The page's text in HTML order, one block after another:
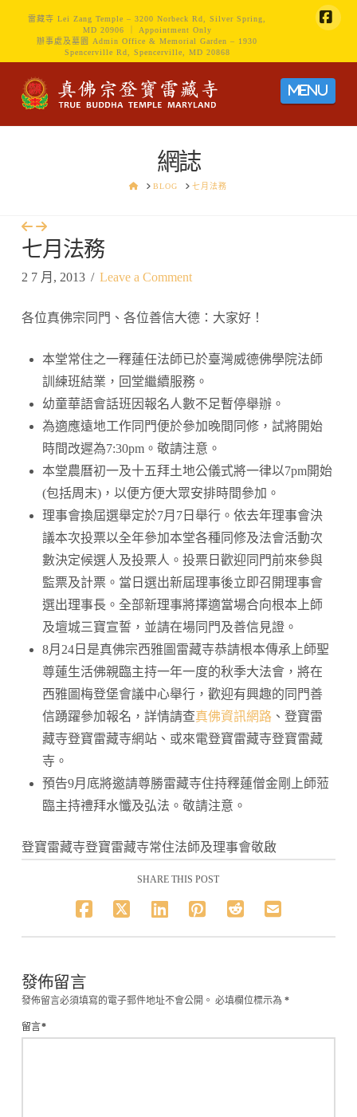
雷藏寺 Lei Zang Temple – 3200 Norbeck Rd, Silver Spring,
MD 20906 ｜ Appointment Only
辦事處及墓園 Admin Office & Memorial Garden – 1930
Spencerville Rd, Spencerville, MD 20868
網誌
HOMEBLOG 七月法務
七月法務
2 7 月, 2013 Leave a Comment
各位真佛宗同門、各位善信大德：大家好！
本堂常住之一釋蓮任法師已於臺灣威德佛學院法師
訓練班結業，回堂繼續服務。
幼童華語會話班因報名人數不足暫停舉辦。
為適應遠地工作同門便於參加晚間同修，試將開始
時間改遲為7:30pm。敬請注意。
本堂農曆初一及十五拜土地公儀式將一律以7pm開始
(包括周末)，以便方便大眾安排時間參加。
理事會換屆選舉定於7月7日舉行。依去年理事會決
議本次投票以全年參加本堂各種同修及法會活動次
數決定候選人及投票人。投票日歡迎同門前來參與
監票及計票。當日選出新屆理事後立即召開理事會
選出理事長。全部新理事將擇適當場合向根本上師
及壇城三寶宣誓，並請在場同門及善信見證。
8月24日是真佛宗西雅圖雷藏寺恭請根本傳承上師聖
尊蓮生活佛親臨主持一年一度的秋季大法會，將在
西雅圖梅登堡會議中心舉行，歡迎有興趣的同門善
信踴躍參加報名，詳情請查真佛資訊網路 、登寶雷
藏寺登寶雷藏寺網站、或來電登寶雷藏寺登寶雷藏
寺。
預告9月底將邀請尊勝雷藏寺住持釋蓮僧金剛上師蒞
臨主持禮拜水懺及弘法。敬請注意。
登寶雷藏寺登寶雷藏寺常住法師及理事會敬啟
SHARE THIS POST
發佈留言
發佈留言必須填寫的電子郵件地址不會公開。 必填欄位標示為 *
留言*